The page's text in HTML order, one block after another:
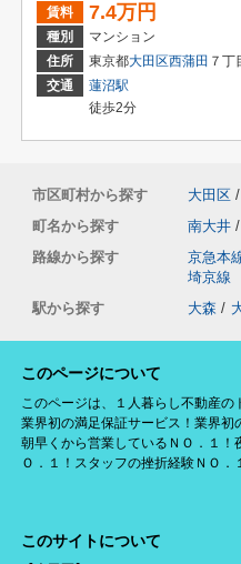
賃料 7.4万円
種別
マンション
住所
東京都大田区西蒲田 ７丁目
交通
蓮沼駅
徒歩2分
市区町村から探す 大田区 /
町名から探す
南大井 /
路線から探す
京急本
埼京線
駅から探す
大森 /
このページについて
このページは、１人暮らし不動産の
業界初の満足保証サービス！業界初
朝早くから営業しているＮＯ．１！
Ｏ．１！スタッフの挫折経験ＮＯ
このサイトについて